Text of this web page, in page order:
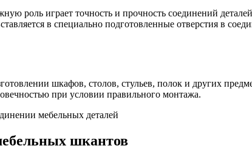
роль играет точность и прочность соединений
в специально подготовленные отверстия в
шкафов, столов, стульев, полок и других
при условии правильного монтажа.
шкантов